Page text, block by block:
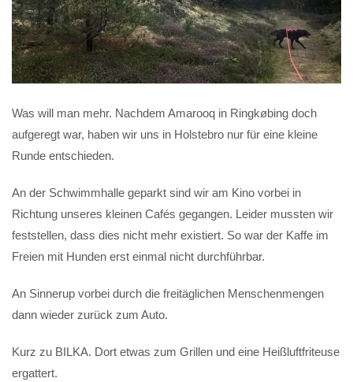
Was will man mehr. Nachdem Amarooq in Ringkøbing doch
aufgeregt war, haben wir uns in Holstebro nur für eine kleine
Runde entschieden.
An der Schwimmhalle geparkt sind wir am Kino vorbei in
Richtung unseres kleinen Cafés gegangen. Leider mussten wir
feststellen, dass dies nicht mehr existiert. So war der Kaffe im
Freien mit Hunden erst einmal nicht durchführbar.
An Sinnerup vorbei durch die freitäglichen Menschenmengen
dann wieder zurück zum Auto.
Kurz zu BILKA. Dort etwas zum Grillen und eine Heißluftfriteuse
ergattert.